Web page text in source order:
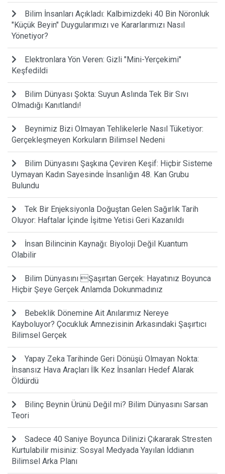
Bilim İnsanları Açıkladı: Kalbimizdeki 40 Bin Nöronluk
"Küçük Beyin" Duygularımızı ve Kararlarımızı Nasıl
Yönetiyor?
Elektronlara Yön Veren: Gizli "Mini-Yerçekimi"
Keşfedildi
Bilim Dünyası Şokta: Suyun Aslında Tek Bir Sıvı
Olmadığı Kanıtlandı!
Beynimiz Bizi Olmayan Tehlikelerle Nasıl Tüketiyor:
Gerçekleşmeyen Korkuların Bilimsel Nedeni
Bilim Dünyasını Şaşkına Çeviren Keşif: Hiçbir Sisteme
Uymayan Kadın Sayesinde İnsanlığın 48. Kan Grubu
Bulundu
Tek Bir Enjeksiyonla Doğuştan Gelen Sağırlık Tarih
Oluyor: Haftalar İçinde İşitme Yetisi Geri Kazanıldı
İnsan Bilincinin Kaynağı: Biyoloji Değil Kuantum
Olabilir
Bilim Dünyasını Şaşırtan Gerçek: Hayatınız Boyunca
Hiçbir Şeye Gerçek Anlamda Dokunmadınız
Bebeklik Dönemine Ait Anılarımız Nereye
Kayboluyor? Çocukluk Amnezisinin Arkasındaki Şaşırtıcı
Bilimsel Gerçek
Yapay Zeka Tarihinde Geri Dönüşü Olmayan Nokta:
İnsansız Hava Araçları İlk Kez İnsanları Hedef Alarak
Öldürdü
Bilinç Beynin Ürünü Değil mi? Bilim Dünyasını Sarsan
Teori
Sadece 40 Saniye Boyunca Dilinizi Çıkararak Stresten
Kurtulabilir misiniz: Sosyal Medyada Yayılan İddianın
Bilimsel Arka Planı